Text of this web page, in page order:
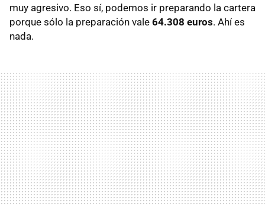
muy agresivo. Eso sí, podemos ir preparando la cartera
porque sólo la preparación vale 64.308 euros. Ahí es
nada.